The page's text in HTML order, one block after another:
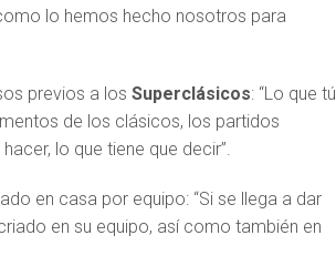
lo hemos hecho nosotros para
previos a losSuperclásicos: “Lo que tú
de los clásicos, los partidos
lo que tiene que decir”.
en casa por equipo: “Si se llega a dar
en su equipo, así como también en